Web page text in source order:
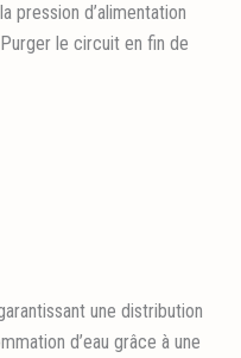
pression d’alimentation
le circuit en fin de
une distribution
d’eau grâce à une